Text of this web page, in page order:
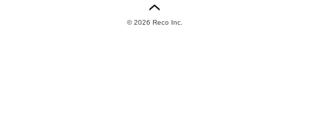
©2026 Reco Inc.